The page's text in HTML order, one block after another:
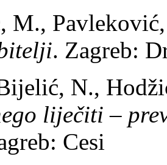
M.,
. Zagreb:
N.,
liječiti –
Cesi